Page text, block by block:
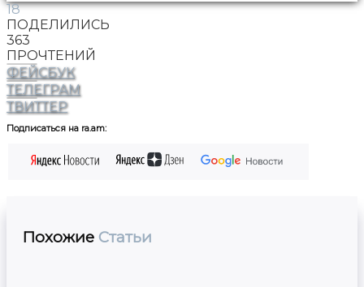
18
ПОДЕЛИЛИСЬ
363
ПРОЧТЕНИЙ
ФЕЙСБУК
ТЕЛЕГРАМ
ТВИТТЕР
Подписаться на ra.am:
Похожие Статьи